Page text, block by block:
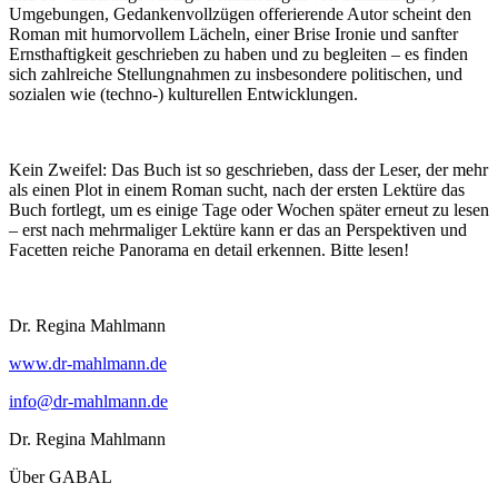
Umgebungen, Gedankenvollzügen offerierende Autor scheint den
Roman mit humorvollem Lächeln, einer Brise Ironie und sanfter
Ernsthaftigkeit geschrieben zu haben und zu begleiten – es finden
sich zahlreiche Stellungnahmen zu insbesondere politischen, und
sozialen wie (techno-) kulturellen Entwicklungen.
Kein Zweifel: Das Buch ist so geschrieben, dass der Leser, der mehr
als einen Plot in einem Roman sucht, nach der ersten Lektüre das
Buch fortlegt, um es einige Tage oder Wochen später erneut zu lesen
– erst nach mehrmaliger Lektüre kann er das an Perspektiven und
Facetten reiche Panorama en detail erkennen. Bitte lesen!
Dr. Regina Mahlmann
www.dr-mahlmann.de
info@dr-mahlmann.de
Dr. Regina Mahlmann
Über GABAL